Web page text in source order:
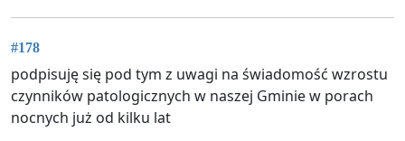
#178
podpisuję się pod tym z uwagi na świadomość wzrostu
czynników patologicznych w naszej Gminie w porach
nocnych już od kilku lat